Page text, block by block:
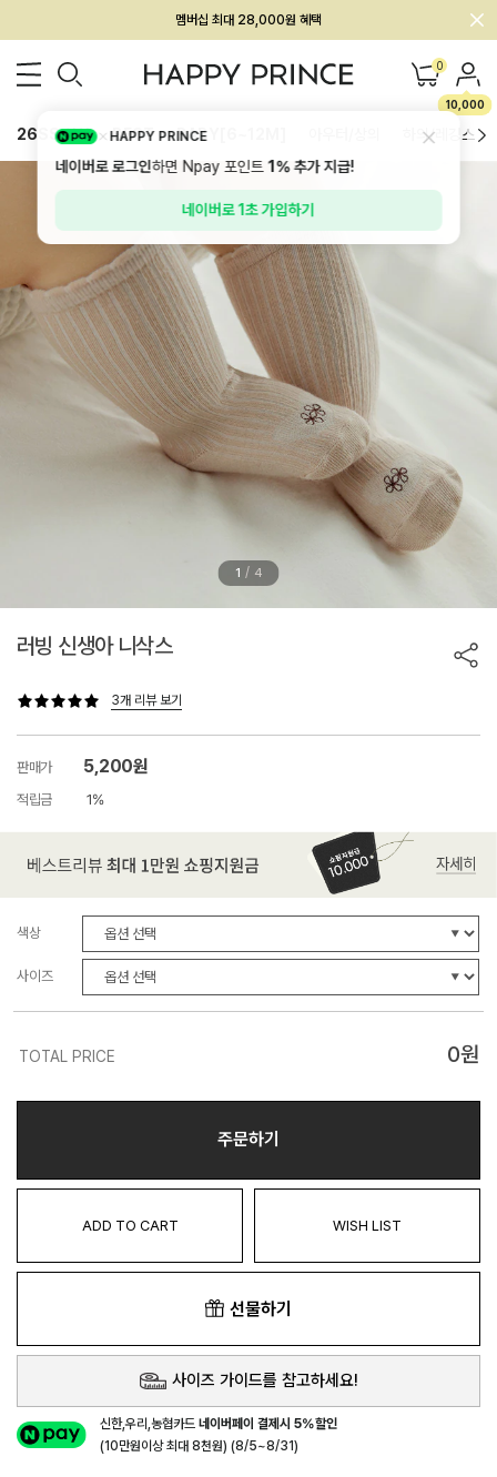
회원전용 아울렛, 가입하면 ~60% 할인!
멤버십 최대 28,000원 혜택 0
10,000
26SS 신상 BEST BABY[6~12M] 하의/레깅스
1 / 4
러빙 신생아 니삭스
3개 리뷰 보기
판매가 5,200원
적립금 1%
색상
사이즈
TOTAL PRICE 0원
주문하기
ADD TO CART WISH LIST
선물하기
사이즈 가이드를 참고하세요!
신한,우리,농협카드네이버페이 결제시 5%할인
(10만원이상 최대 8천원) (8/5~8/31)
HAPPY PRINCE
네이버로 로그인하면 Npay 포인트1%추가 지급!
네이버로 1초 가입하기